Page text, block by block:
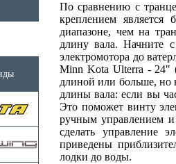
По сравнению с
креплением
диапазоне, чем на
длину вала. Начните
электромотора до
Minn Kota Ulterra - 24"
длиной или больше, но
длины вала: если вы
Это поможет винту
ручным управлением и
сделать управление
приведены
лодки до воды.